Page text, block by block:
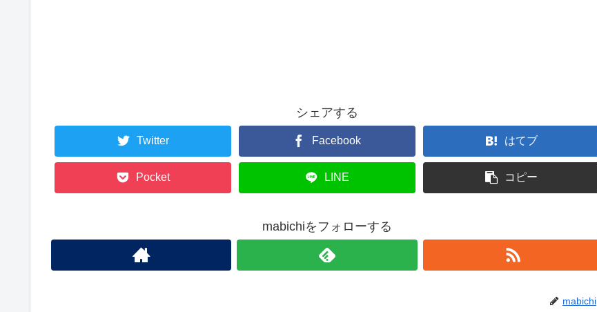
シェアする
Twitter Facebook はてブ
Pocket LINE コピー
mabichiをフォローする
mabichi